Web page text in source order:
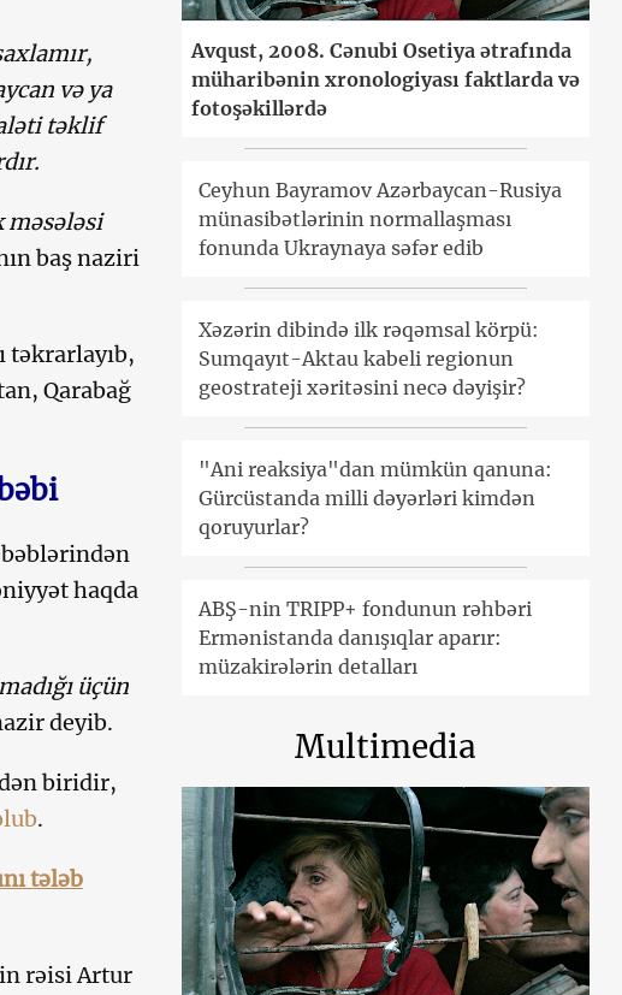
və ya
təklif
məsələsi
baş naziri
təkrarlayıb,
Qarabağ
haqda
üçün
deyib.
biridir,
.
tələb
rəisi Artur
Avqust, 2008. Cənubi Osetiya ətrafında
müharibənin xronologiyası faktlarda və
fotoşəkillərdə
Ceyhun Bayramov Azərbaycan-Rusiya
münasibətlərinin normallaşması
fonunda Ukraynaya səfər edib
Xəzərin dibində ilk rəqəmsal körpü:
Sumqayıt-Aktau kabeli regionun
geostrateji xəritəsini necə dəyişir?
"Ani reaksiya"dan mümkün qanuna:
Gürcüstanda milli dəyərləri kimdən
qoruyurlar?
ABŞ-nin TRIPP+ fondunun rəhbəri
Ermənistanda danışıqlar aparır:
müzakirələrin detalları
Multimedia